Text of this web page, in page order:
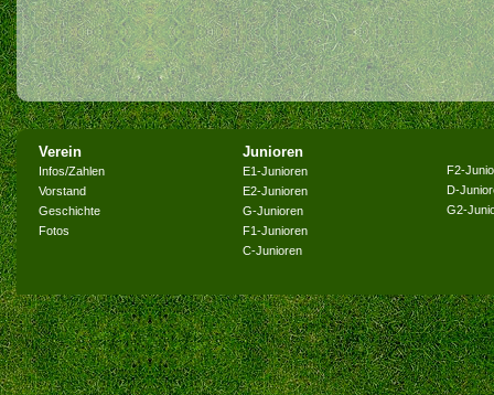
Verein
Infos/Zahlen
Vorstand
Geschichte
Fotos
Junioren
E1-Junioren
E2-Junioren
G-Junioren
F1-Junioren
C-Junioren
F2-
D-
G2-